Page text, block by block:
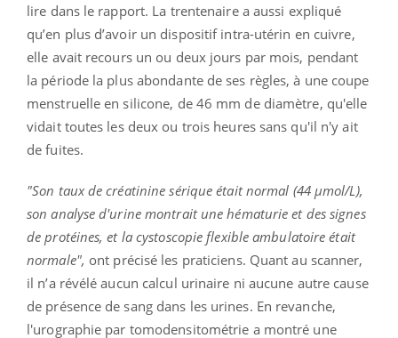
lire dans le rapport. La trentenaire a aussi expliqué
qu’en plus d’avoir un dispositif intra-utérin en cuivre,
elle avait recours un ou deux jours par mois, pendant
la période la plus abondante de ses règles, à une coupe
menstruelle en silicone, de 46 mm de diamètre, qu'elle
vidait toutes les deux ou trois heures sans qu'il n'y ait
de fuites.
"Son taux de créatinine sérique était normal (44 µmol/L),
son analyse d'urine montrait une hématurie et des signes
de protéines, et la cystoscopie flexible ambulatoire était
normale", ont précisé les praticiens. Quant au scanner,
il n’a révélé aucun calcul urinaire ni aucune autre cause
de présence de sang dans les urines. En revanche,
l'urographie par tomodensitométrie a montré une